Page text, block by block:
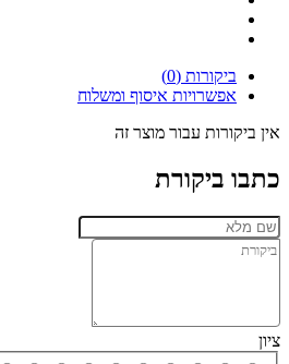
ביקורות (0)
אפשרויות איסוף ומשלוח
אין ביקורות עבור מוצר זה
כתבו ביקורת
ציון